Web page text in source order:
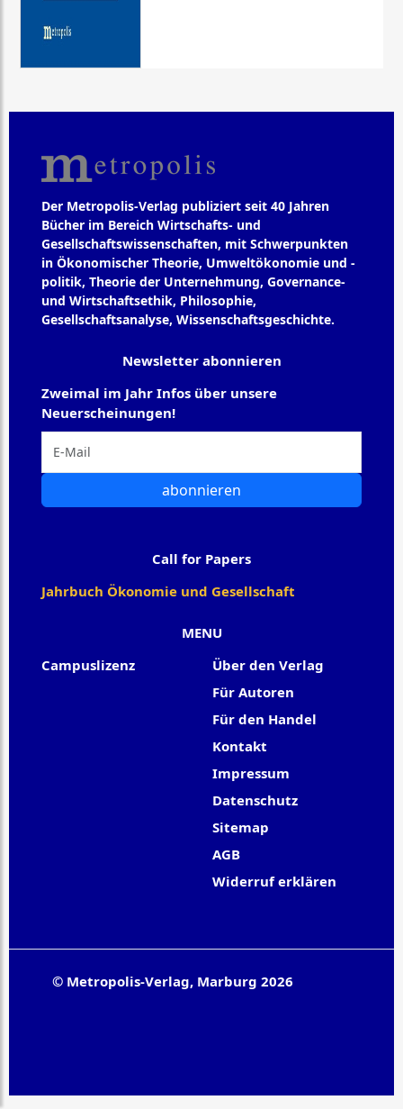
Der Metropolis-Verlag publiziert seit 40 Jahren
Bücher im Bereich Wirtschafts- und
Gesellschaftswissenschaften, mit Schwerpunkten
in Ökonomischer Theorie, Umweltökonomie und -
politik, Theorie der Unternehmung, Governance-
und Wirtschaftsethik, Philosophie,
Gesellschaftsanalyse, Wissenschaftsgeschichte.
MENU
Campuslizenz
Über den Verlag
Für Autoren
Für den Handel
Kontakt
Impressum
Datenschutz
Sitemap
AGB
Widerruf erklären
Newsletter abonnieren
Zweimal im Jahr Infos über unsere
Neuerscheinungen!
abonnieren
Call for Papers
Jahrbuch Ökonomie und Gesellschaft
© Metropolis-Verlag, Marburg 2026